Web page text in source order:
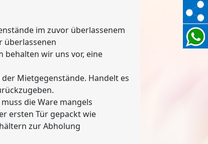
im zuvor überlassenem
überlassenen
behalten wir uns vor, eine
Mietgegenstände. Handelt es
die Ware mangels
ersten Tür gepackt wie
zur Abholung